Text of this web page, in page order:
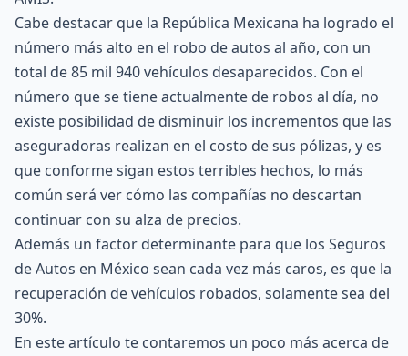
Cabe destacar que la República Mexicana ha logrado el
número más alto en el robo de autos al año, con un
total de 85 mil 940 vehículos desaparecidos. Con el
número que se tiene actualmente de robos al día, no
existe posibilidad de disminuir los incrementos que las
aseguradoras realizan en el costo de sus pólizas, y es
que conforme sigan estos terribles hechos, lo más
común será ver cómo las compañías no descartan
continuar con su alza de precios.
Además un factor determinante para que los Seguros
de Autos en México sean cada vez más caros, es que la
recuperación de vehículos robados, solamente sea del
30%.
En este artículo te contaremos un poco más acerca de